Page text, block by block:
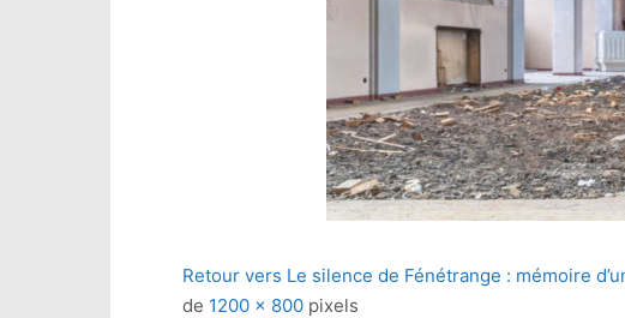
Retour vers Le silence de Fénétrange : mémoire
de 1200 × 800 pixels